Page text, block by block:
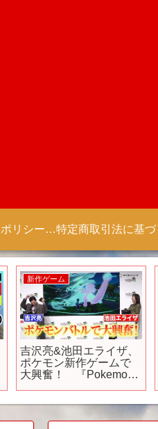
プライバシーポリシー 【Colorful Creation】
新作ゲーム
「マクロスの新作ゲー
ムがクソゲー？ SNS等
で批判・低評価だらけ
ームレビュー】【マク
ロス Shooting Insight(